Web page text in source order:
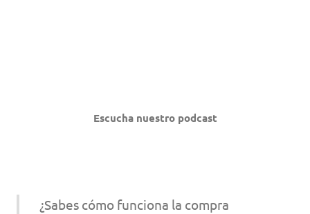
Escucha nuestro podcast
¿Sabes cómo funciona la compra